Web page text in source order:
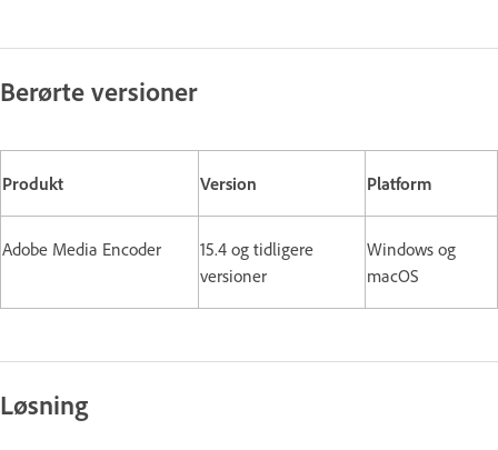
Berørte versioner
Produkt Version Platform
Adobe Media Encoder
15.4 og tidligere
versioner
Windows og
macOS
Løsning